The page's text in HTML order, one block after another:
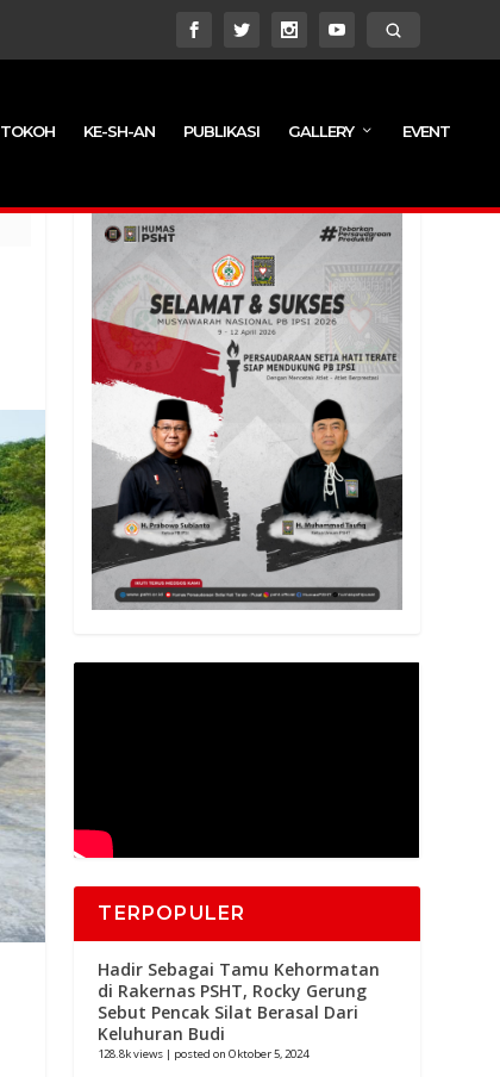
TOKOH KE-SH-AN PUBLIKASI GALLERY EVENT
TERPOPULER
Hadir Sebagai Tamu Kehormatan
di Rakernas PSHT, Rocky Gerung
Sebut Pencak Silat Berasal Dari
Keluhuran Budi
128.8k views | posted on Oktober 5, 2024